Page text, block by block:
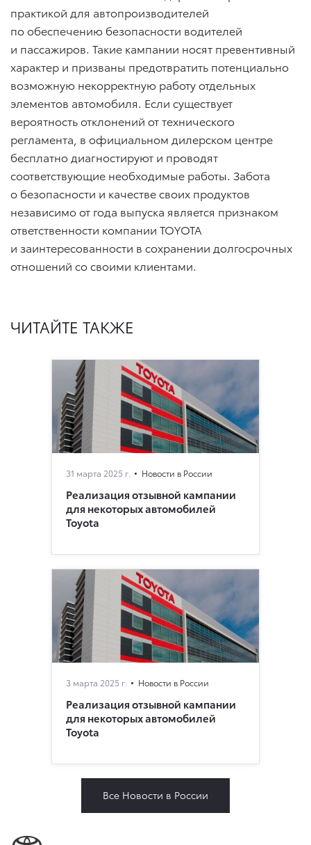
практикой для автопроизводителей
по обеспечению безопасности водителей
и пассажиров. Такие кампании носят превентивный
характер и призваны предотвратить потенциально
возможную некорректную работу отдельных
элементов автомобиля. Если существует
вероятность отклонений от технического
регламента, в официальном дилерском центре
бесплатно диагностируют и проводят
соответствующие необходимые работы. Забота
о безопасности и качестве своих продуктов
независимо от года выпуска является признаком
ответственности компании TOYOTA
и заинтересованности в сохранении долгосрочных
отношений со своими клиентами.
ЧИТАЙТЕ ТАКЖЕ
31 марта 2025 г. Новости в России
Реализация отзывной кампании
для некоторых автомобилей
Toyota
3 марта 2025 г. Новости в России
Реализация отзывной кампании
для некоторых автомобилей
Toyota
Все Новости в России